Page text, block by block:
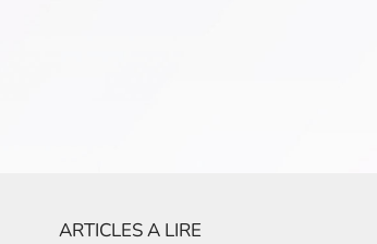
ARTICLES A LIRE